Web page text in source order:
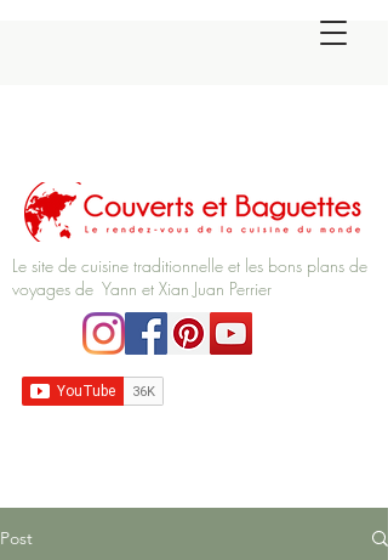
Le site de cuisine traditionnelle et les bons plans de
voyages de Yann et Xian Juan Perrier
Post